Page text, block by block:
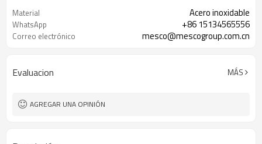
Material Acero inoxidable
WhatsApp +86 15134565556
Correo electrónico mesco@mescogroup.com.cn
Evaluacion MÁS
AGREGAR UNA OPINIÓN